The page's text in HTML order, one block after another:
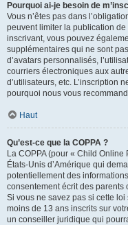
Pourquoi ai-je besoin de
Vous n’êtes pas dans
peuvent limiter la publication
inscrivant, vous pouvez
supplémentaires qui ne sont
d’avatars personnalisés,
courriers électroniques aux
d’utilisateurs, etc. L’inscription
pourquoi nous vous
Haut
Qu’est-ce que la COPPA ?
La COPPA (pour « Child
États-Unis d’Amérique qui
potentiellement des
consentement écrit des
Si vous ne savez pas si cette
moins de 13 ans inscrits sur
un conseiller juridique qui